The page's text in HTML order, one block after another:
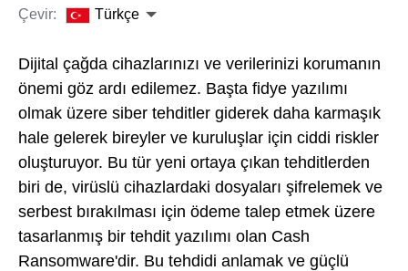
Çevir: Türkçe
Dijital çağda cihazlarınızı ve verilerinizi korumanın
önemi göz ardı edilemez. Başta fidye yazılımı
olmak üzere siber tehditler giderek daha karmaşık
hale gelerek bireyler ve kuruluşlar için ciddi riskler
oluşturuyor. Bu tür yeni ortaya çıkan tehditlerden
biri de, virüslü cihazlardaki dosyaları şifrelemek ve
serbest bırakılması için ödeme talep etmek üzere
tasarlanmış bir tehdit yazılımı olan Cash
Ransomware'dir. Bu tehdidi anlamak ve güçlü